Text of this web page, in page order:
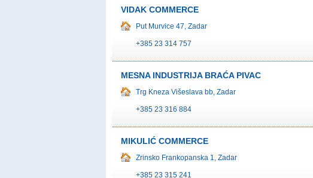
VIDAK COMMERCE
Put Murvice 47, Zadar
+385 23 314 757
MESNA INDUSTRIJA BRAĆA PIVAC
Trg Kneza Višeslava bb, Zadar
+385 23 316 884
MIKULIĆ COMMERCE
Zrinsko Frankopanska 1, Zadar
+385 23 315 241